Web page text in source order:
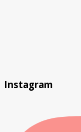
Instagram